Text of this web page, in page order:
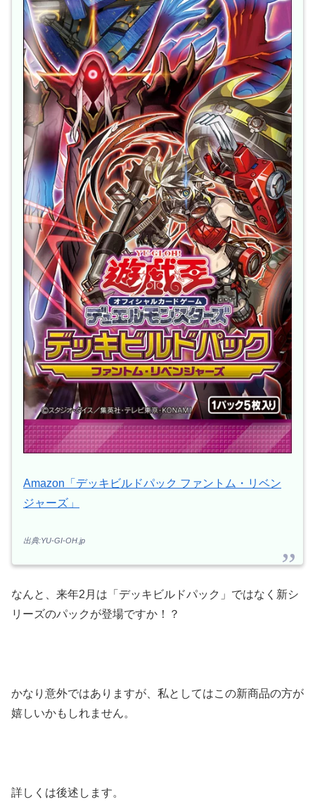
Amazon「デッキビルドパック ファントム・リベン
ジャーズ」
出典:YU-GI-OH.jp
なんと、来年2月は「デッキビルドパック」ではなく新シ
リーズのパックが登場ですか！？
かなり意外ではありますが、私としてはこの新商品の方が
嬉しいかもしれません。
詳しくは後述します。